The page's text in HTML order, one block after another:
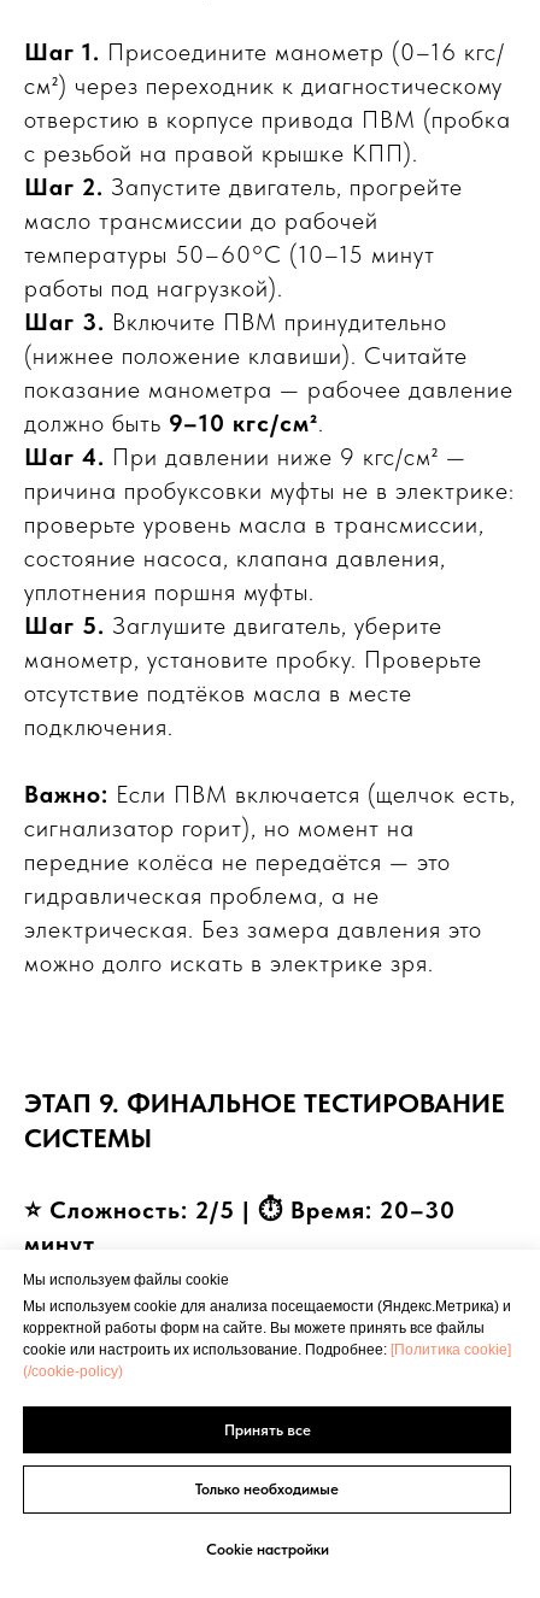
Мы используем файлы cookie
Мы используем cookie для анализа посещаемости (Яндекс.Метрика) и
корректной работы форм на сайте. Вы можете принять все файлы
cookie или настроить их использование. Подробнее: [Политика cookie]
(/cookie-policy)
Принять все
Только необходимые
Cookie настройки
Шаг 1. Присоедините манометр (0–16 кгс/
см²) через переходник к диагностическому
отверстию в корпусе привода ПВМ (пробка
с резьбой на правой крышке КПП).
Шаг 2. Запустите двигатель, прогрейте
масло трансмиссии до рабочей
температуры 50–60°С (10–15 минут
работы под нагрузкой).
Шаг 3. Включите ПВМ принудительно
(нижнее положение клавиши). Считайте
показание манометра — рабочее давление
должно быть 9–10 кгс/см².
Шаг 4. При давлении ниже 9 кгс/см² —
причина пробуксовки муфты не в электрике:
проверьте уровень масла в трансмиссии,
состояние насоса, клапана давления,
уплотнения поршня муфты.
Шаг 5. Заглушите двигатель, уберите
манометр, установите пробку. Проверьте
отсутствие подтёков масла в месте
подключения.
Важно: Если ПВМ включается (щелчок есть,
сигнализатор горит), но момент на
передние колёса не передаётся — это
гидравлическая проблема, а не
электрическая. Без замера давления это
можно долго искать в электрике зря.
ЭТАП 9. ФИНАЛЬНОЕ ТЕСТИРОВАНИЕ
СИСТЕМЫ
⭐ Сложность: 2/5 | ⏱ Время: 20–30
минут
Шаг 1.Убедитесь, что все разъёмы
подключены, все крышки и пробки
установлены, масса аккумулятора
подключена.
Шаг 2.Запустите двигатель. Переведите
клавишу в «Принудительное включение»
(нижнее) — сигнализатор загорается,
слышен щелчок муфты.